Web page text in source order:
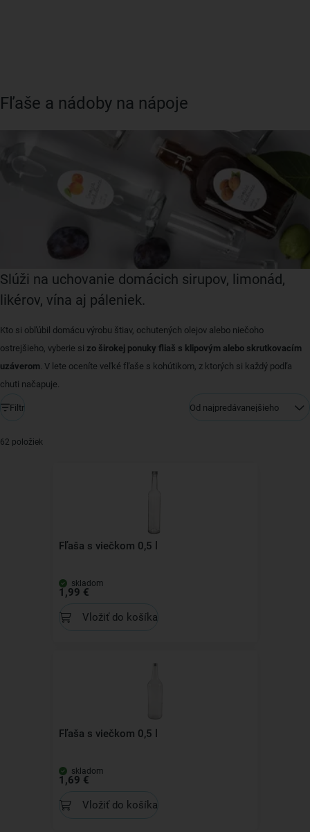
Fľaše a nádoby na nápoje
Slúži na uchovanie domácich sirupov, limonád,
likérov, vína aj páleniek.
Kto si obľúbil domácu výrobu štiav, ochutených olejov alebo niečoho
ostrejšieho, vyberie si zo širokej ponuky fliaš s klipovým alebo skrutkovacím
uzáverom. V lete oceníte veľké fľaše s kohútikom, z ktorých si každý podľa
chuti načapuje.
Filtr Od najpredávanejšieho
62 položiek
Fľaša s viečkom 0,5 l
skladom
1,99 €
Vložiť do košíka
Fľaša s viečkom 0,5 l
skladom
1,69 €
Vložiť do košíka